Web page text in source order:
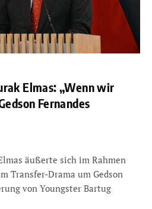
Elmas: „Wenn wir
Fernandes
äußerte sich im Rahmen
Transfer-Drama um Gedson
von Youngster Bartug